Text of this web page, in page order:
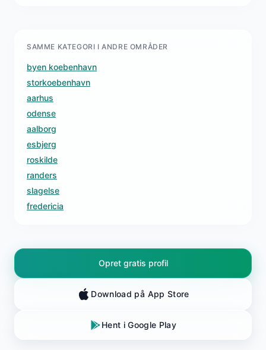
SAMME KATEGORI I ANDRE OMRÅDER
byen koebenhavn
storkoebenhavn
aarhus
odense
aalborg
esbjerg
roskilde
randers
slagelse
fredericia
Opret gratis profil
Download på App Store
Hent i Google Play